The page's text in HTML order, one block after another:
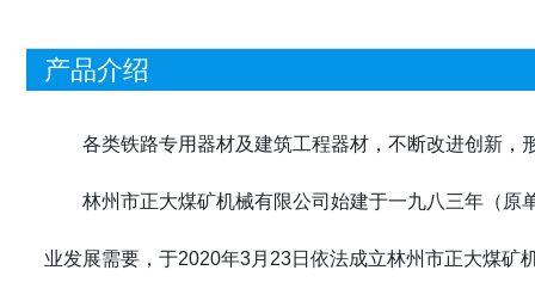
产品介绍
各类铁路专用器材及建筑工程器材，不断改进创新 ，
林州市正大煤矿机械有限公司始建于一九八三年（
业发展需要，于2020年3月23日依法成立林州市正大煤